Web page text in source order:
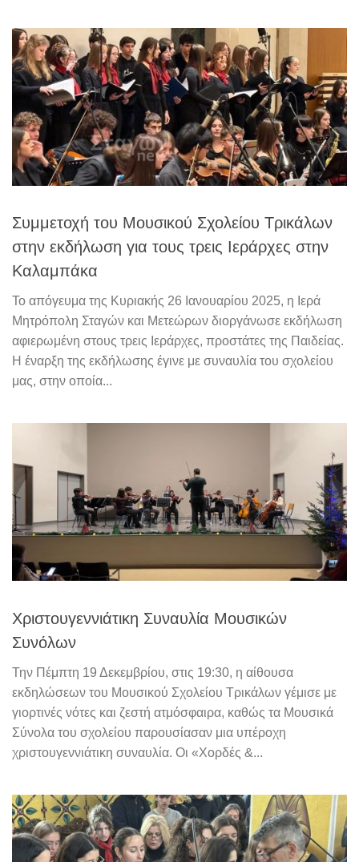
Συμμετοχή του Μουσικού Σχολείου Τρικάλων
στην εκδήλωση για τους τρεις Ιεράρχες στην
Καλαμπάκα
Το απόγευμα της Κυριακής 26 Ιανουαρίου 2025, η Ιερά
Μητρόπολη Σταγών και Μετεώρων διοργάνωσε εκδήλωση
αφιερωμένη στους τρεις Ιεράρχες, προστάτες της Παιδείας.
Η έναρξη της εκδήλωσης έγινε με συναυλία του σχολείου
μας, στην οποία...
Χριστουγεννιάτικη Συναυλία Μουσικών
Συνόλων
Την Πέμπτη 19 Δεκεμβρίου, στις 19:30, η αίθουσα
εκδηλώσεων του Μουσικού Σχολείου Τρικάλων γέμισε με
γιορτινές νότες και ζεστή ατμόσφαιρα, καθώς τα Μουσικά
Σύνολα του σχολείου παρουσίασαν μια υπέροχη
χριστουγεννιάτικη συναυλία. Οι «Χορδές &...